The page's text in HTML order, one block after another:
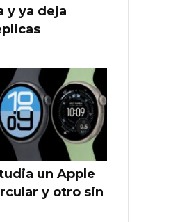
y ya deja
un Apple
y otro sin